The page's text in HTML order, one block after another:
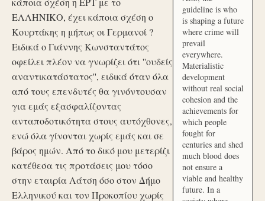
ΕΛΛΗΝΙΚΟ, έχει κάποια σχέση ο
Κουρτάκης η μήπως οι Γερμανοί ?
Ειδικά ο Γιάννης Κωνσταντάτος
οφείλει πλέον να γνωρίζει ότι ''ουδείς
αναντικατάστατος'', ειδικά όταν όλα
από τους επενδυτές θα γινόντουσαν
για εμάς εξασφαλίζοντας
ανταποδοτικότητα στους αυτόχθονες,
ενώ όλα γίνονται χωρίς εμάς και σε
βάρος ημών. Από το δικό μου μετερίζι
κατέθεσα τις προτάσεις μου τόσο
στην εταιρία Λάτση όσο στον Δήμο
Ελληνικού και τον Προκοπίου χωρίς
guideline is who
is shaping a future
where crime will
prevail
everywhere.
Materialistic
development
without real social
cohesion and the
achievements for
which people
fought for
centuries and shed
much blood does
not ensure a
viable and healthy
future. In a